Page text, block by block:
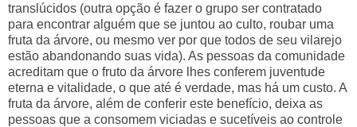
translúcidos (outra opção é fazer o grupo ser contratado
para encontrar alguém que se juntou ao culto, roubar uma
fruta da árvore, ou mesmo ver por que todos de seu vilarejo
estão abandonando suas vida). As pessoas da comunidade
acreditam que o fruto da árvore lhes conferem juventude
eterna e vitalidade, o que até é verdade, mas há um custo. A
fruta da árvore, além de conferir este benefício, deixa as
pessoas que a consomem viciadas e sucetíveis ao controle